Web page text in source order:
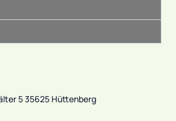
5 35625 Hüttenberg